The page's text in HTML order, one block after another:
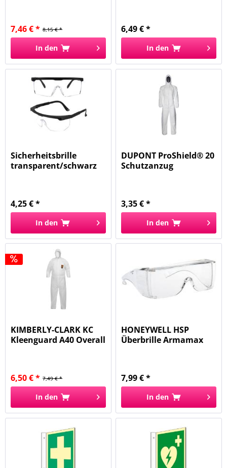
8,15 € *
7,46 € *
In den
6,49 € *
In den
Sicherheitsbrille
transparent/schwarz
4,25 € *
In den
DUPONT ProShield® 20
Schutzanzug
3,35 € *
In den
KIMBERLY-CLARK KC
Kleenguard A40 Overall
7,49 € *
6,50 € *
In den
HONEYWELL HSP
Überbrille Armamax
7,99 € *
In den